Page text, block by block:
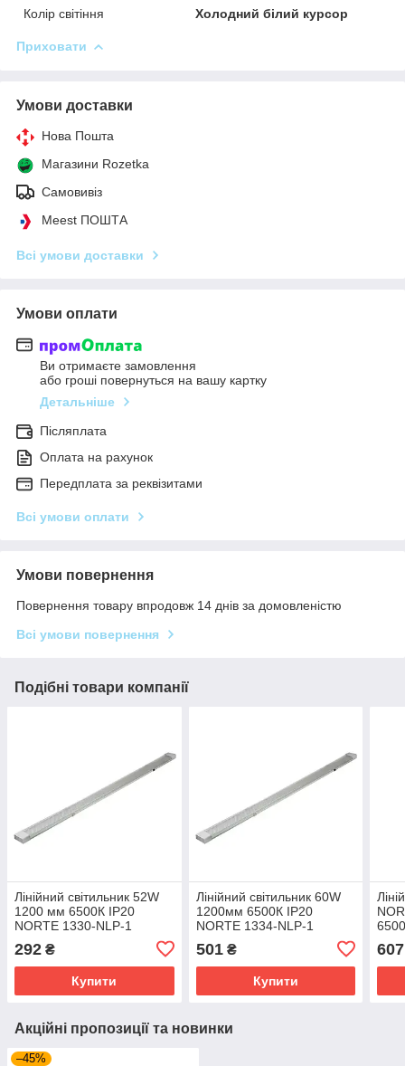
Колір світіння Холодний білий курсор
Приховати
Умови доставки
Нова Пошта
Магазини Rozetka
Самовивіз
Meest ПОШТА
Всі умови доставки
Умови оплати
Ви отримаєте замовлення
або гроші повернуться на вашу картку
Детальніше
Післяплата
Оплата на рахунок
Передплата за реквізитами
Всі умови оплати
Умови повернення
Повернення товару впродовж 14 днів за домовленістю
Всі умови повернення
Подібні товари компанії
Лінійний світильник 52W
1200 мм 6500К ІР20
NORTE 1330-NLP-1
292 ₴
Купити
Лінійний світильник 60W
1200мм 6500К ІР20
NORTE 1334-NLP-1
501₴
Купити
607
Акційні пропозиції та новинки
–45%